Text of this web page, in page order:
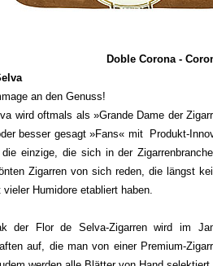
Doble Corona -
an den Genuss!
wird oftmals als »Grande Dame der
besser gesagt »Fans« mit Produkt-
einzige, die sich in der
Zigarren von sich reden, die längst
vieler Humidore etabliert haben.
der Flor de Selva-Zigarren wird im
auf, die man von einer Premium-